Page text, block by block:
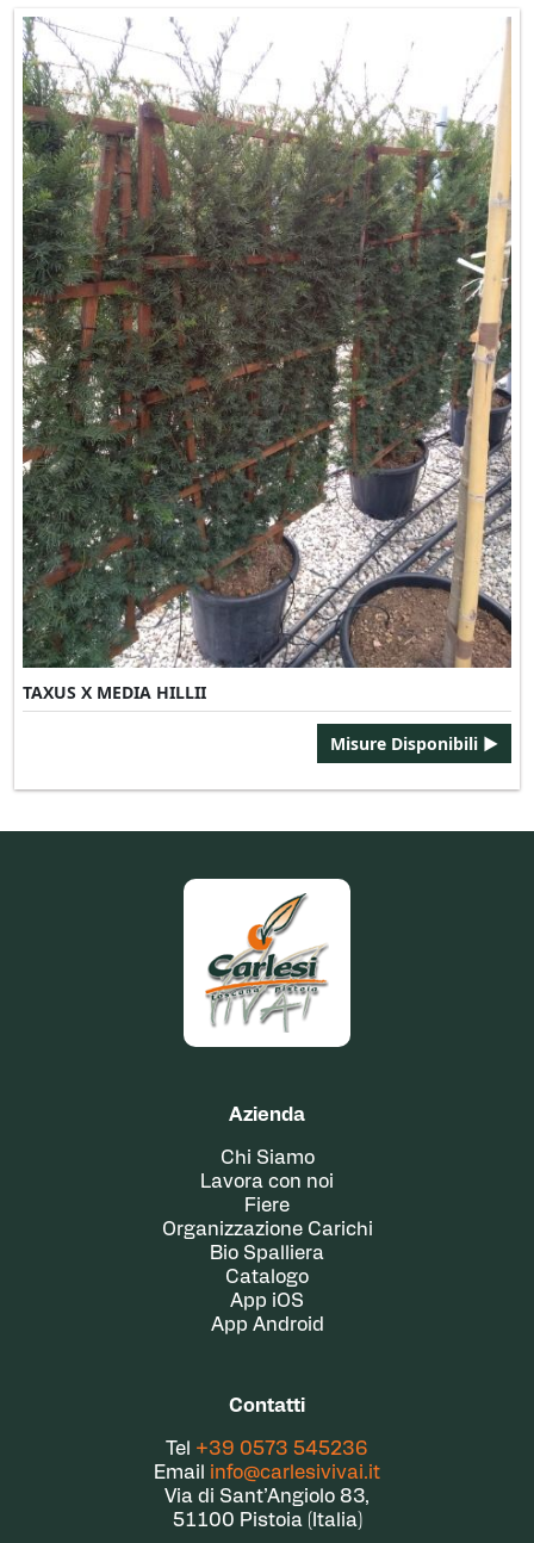
TAXUS X MEDIA HILLII
Misure Disponibili ►
Azienda
Chi Siamo
Lavora con noi
Fiere
Organizzazione Carichi
Bio Spalliera
Catalogo
App iOS
App Android
Contatti
Tel +39 0573 545236
Email info@carlesivivai.it
Via di Sant’Angiolo 83,
51100 Pistoia (Italia)